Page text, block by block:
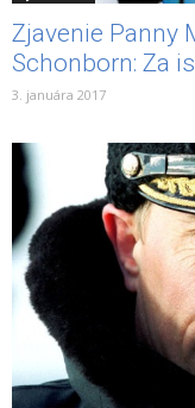
Zjavenie Panny
Schonborn: Za
3. januára 2017